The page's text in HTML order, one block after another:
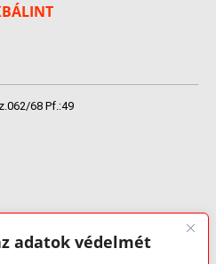
adatok védelmét
68 Pf.:49